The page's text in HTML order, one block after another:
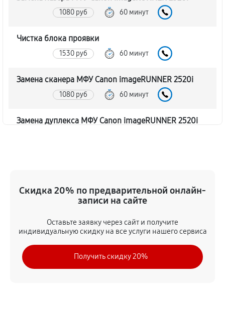
1080 руб 60 минут
Чистка блока проявки
1530 руб 60 минут
Замена сканера МФУ Canon imageRUNNER 2520i
1080 руб 60 минут
Замена дуплекса МФУ Canon imageRUNNER 2520i
Замена тормозной площадки
60 минут
Замена Wi-Fi МФУ Canon imageRUNNER 2520i
1620 руб 60 минут
Скидка 20% по предварительной онлайн-
записи на сайте
Оставьте заявку через сайт и получите
индивидуальную скидку на все услуги нашего сервиса
Получить скидку 20%